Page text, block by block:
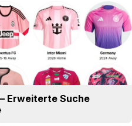
Erweiterte Suche